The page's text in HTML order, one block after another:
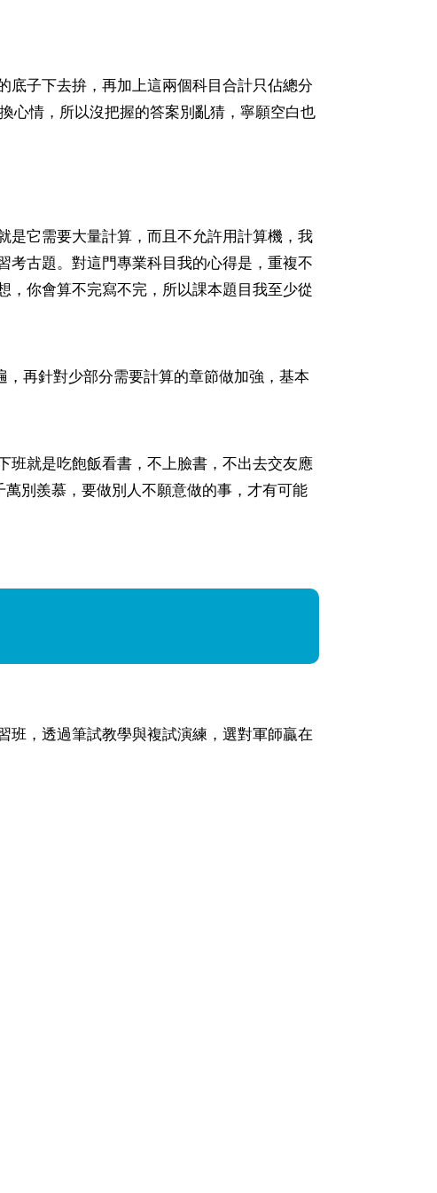
底子下去拚，再加上這兩個科目合計只佔總分
心情，所以沒把握的答案別亂猜，寧願空白也
是它需要大量計算，而且不允許用計算機，我
考古題。對這門專業科目我的心得是，重複不
，你會算不完寫不完，所以課本題目我至少從
再針對少部分需要計算的章節做加強，基本
班就是吃飽飯看書，不上臉書，不出去交友應
別羨慕，要做別人不願意做的事，才有可能
班，透過筆試教學與複試演練，選對軍師贏在